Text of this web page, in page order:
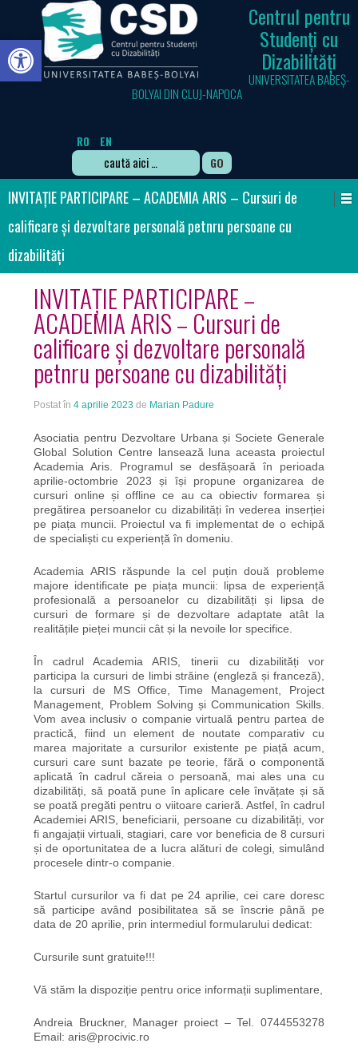
Deschide bara de unelte
Centrul pentru
Studenți cu
Dizabilități
UNIVERSITATEA BABEȘ-
BOLYAI DIN CLUJ-NAPOCA
RO EN
Search
for:
INVITAȚIE PARTICIPARE – ACADEMIA ARIS – Cursuri de
calificare și dezvoltare personală petnru persoane cu
dizabilități
INVITAȚIE PARTICIPARE –
ACADEMIA ARIS – Cursuri de
calificare și dezvoltare personală
petnru persoane cu dizabilități
Postat în4 aprilie 2023 de Marian Padure
Asociatia pentru Dezvoltare Urbana și Societe Generale
Global Solution Centre lansează luna aceasta proiectul
Academia Aris. Programul se desfășoară în perioada
aprilie-octombrie 2023 și își propune organizarea de
cursuri online și offline ce au ca obiectiv formarea și
pregătirea persoanelor cu dizabilități în vederea inserției
pe piața muncii. Proiectul va fi implementat de o echipă
de specialiști cu experiență în domeniu.
Academia ARIS răspunde la cel puțin două probleme
majore identificate pe piața muncii: lipsa de experiență
profesională a persoanelor cu dizabilități și lipsa de
cursuri de formare și de dezvoltare adaptate atât la
realitățile pieței muncii cât și la nevoile lor specifice.
În cadrul Academia ARIS, tinerii cu dizabilități vor
participa la cursuri de limbi străine (engleză și franceză),
la cursuri de MS Office, Time Management, Project
Management, Problem Solving și Communication Skills.
Vom avea inclusiv o companie virtuală pentru partea de
practică, fiind un element de noutate comparativ cu
marea majoritate a cursurilor existente pe piață acum,
cursuri care sunt bazate pe teorie, fără o componentă
aplicată în cadrul căreia o persoană, mai ales una cu
dizabilități, să poată pune în aplicare cele învățate și să
se poată pregăti pentru o viitoare carieră. Astfel, în cadrul
Academiei ARIS, beneficiarii, persoane cu dizabilități, vor
fi angajații virtuali, stagiari, care vor beneficia de 8 cursuri
și de oportunitatea de a lucra alături de colegi, simulând
procesele dintr-o companie.
Startul cursurilor va fi dat pe 24 aprilie, cei care doresc
să participe având posibilitatea să se înscrie până pe
data de 20 aprilie, prin intermediul formularului dedicat:
Cursurile sunt gratuite!!!
Vă stăm la dispoziție pentru orice informații suplimentare,
Andreia Bruckner, Manager proiect – Tel. 0744553278
Email: aris@procivic.ro